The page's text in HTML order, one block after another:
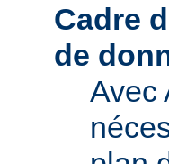
Cadre
de
Avec